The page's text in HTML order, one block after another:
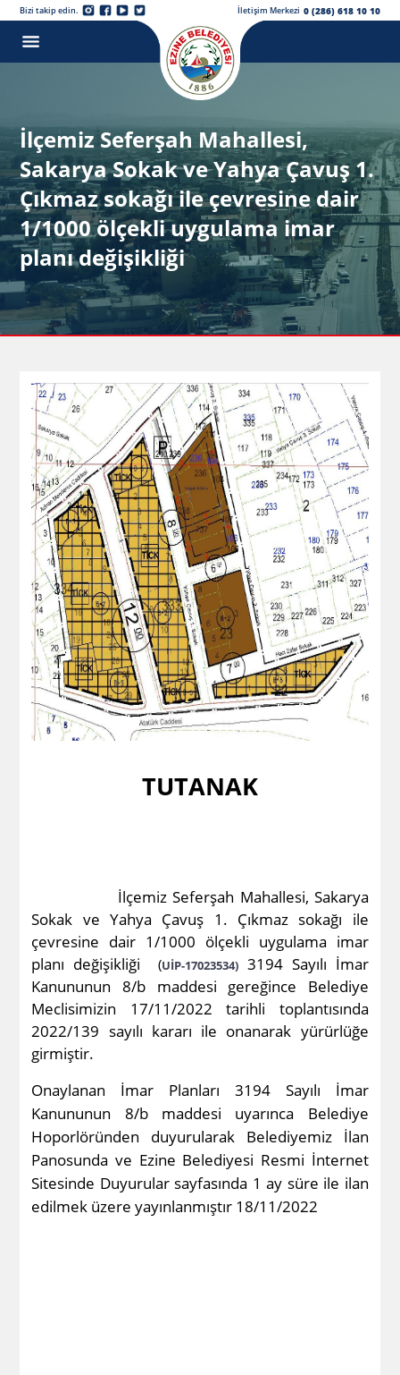
Bizi takip edin. İletişim Merkezi 0 (286) 618 10 10
İlçemiz Seferşah Mahallesi,
Sakarya Sokak ve Yahya Çavuş 1.
Çıkmaz sokağı ile çevresine dair
1/1000 ölçekli uygulama imar
planı değişikliği
TUTANAK
İlçemiz Seferşah Mahallesi, Sakarya
Sokak ve Yahya Çavuş 1. Çıkmaz sokağı ile
çevresine dair 1/1000 ölçekli uygulama imar
planı değişikliği
(UİP-17023534) 3194 Sayılı İmar
Kanununun 8/b maddesi gereğince Belediye
Meclisimizin 17/11/2022 tarihli toplantısında
2022/139 sayılı kararı ile onanarak yürürlüğe
girmiştir.
Onaylanan İmar Planları 3194 Sayılı İmar
Kanununun 8/b maddesi uyarınca Belediye
Hoporlöründen duyurularak Belediyemiz İlan
Panosunda ve Ezine Belediyesi Resmi İnternet
Sitesinde Duyurular sayfasında 1 ay süre ile ilan
edilmek üzere yayınlanmıştır 18/11/2022